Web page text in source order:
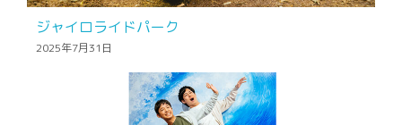
ジャイロライドパーク
2025年7月31日